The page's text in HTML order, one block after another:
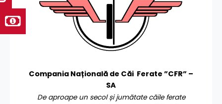
Compania Națională de Căi Ferate ”CFR” –
SA
De aproape un secol și jumătate căile ferate